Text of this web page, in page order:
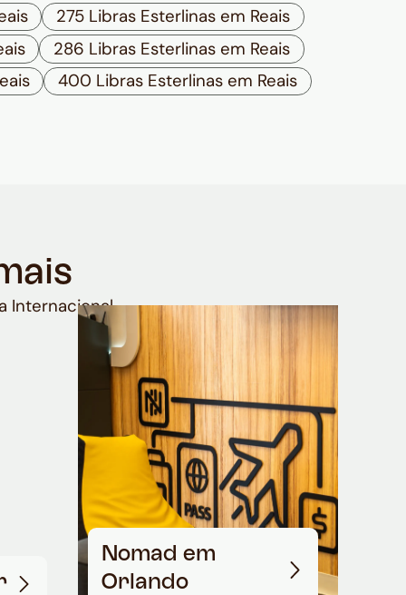
275 Libras Esterlinas em Reais
286 Libras Esterlinas em Reais
400 Libras Esterlinas em Reais
Internacional
Nomad em
Orlando